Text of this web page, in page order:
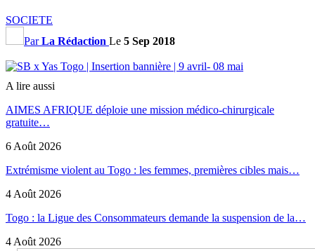
SOCIETE
ParLa Rédaction Le 5 Sep 2018
A lire aussi
AIMES AFRIQUE déploie une mission médico-chirurgicale
gratuite…
6 Août 2026
Extrémisme violent au Togo : les femmes, premières cibles mais…
4 Août 2026
Togo : la Ligue des Consommateurs demande la suspension de la…
4 Août 2026